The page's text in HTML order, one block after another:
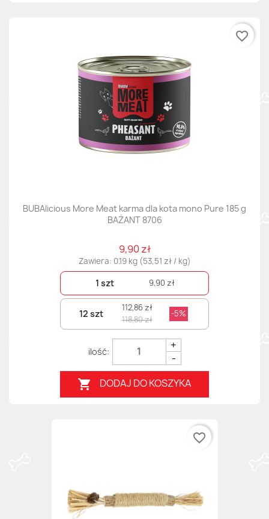
BUBAlicious More Meat karma dla kota mono Pure 185 g
BAŻANT 8706
9,90 zł
Zawiera: 0.19 kg (53,51 zł / kg)
1 szt 9,90 zł
12 szt
112,86 zł
118,80 zł
-5%
+
-
 DODAJ DO KOSZYKA
favorite_border
favorite_border